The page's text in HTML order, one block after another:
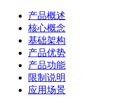
产品概述
核心概念
基础架构
产品优势
产品功能
限制说明
应用场景